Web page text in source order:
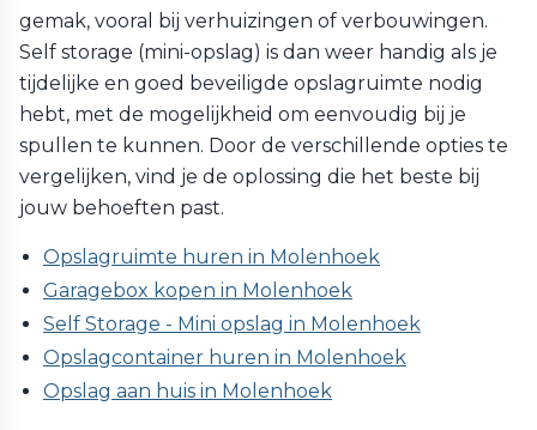
gemak, vooral bij verhuizingen of verbouwingen.
Self storage (mini-opslag) is dan weer handig als je
tijdelijke en goed beveiligde opslagruimte nodig
hebt, met de mogelijkheid om eenvoudig bij je
spullen te kunnen. Door de verschillende opties te
vergelijken, vind je de oplossing die het beste bij
jouw behoeften past.
Opslagruimte huren in Molenhoek
Garagebox kopen in Molenhoek
Self Storage - Mini opslag in Molenhoek
Opslagcontainer huren in Molenhoek
Opslag aan huis in Molenhoek